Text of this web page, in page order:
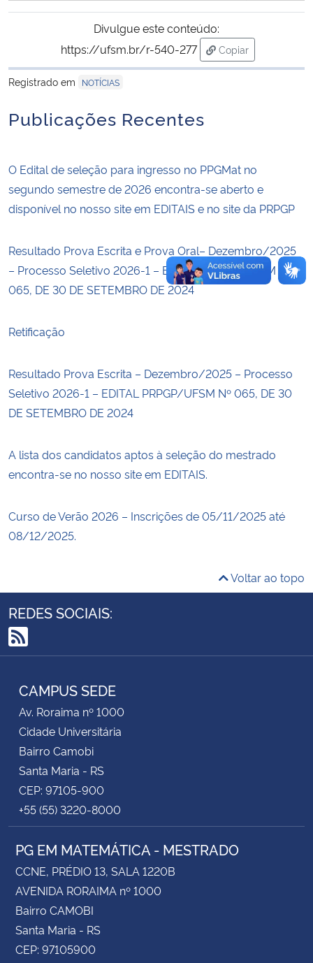
Secretaria-Geral
Gabinete de Segurança Institucional
Advocacia-Geral da União
Banco Central do Brasil
Divulgue este conteúdo:
https://ufsm.br/r-540-277
Copiar
para área de
Registrado em
NOTÍCIAS
Publicações Recentes
O Edital de seleção para ingresso no PPGMat no
segundo semestre de 2026 encontra-se aberto e
disponível no nosso site em EDITAIS e no site da PRPGP
Resultado Prova Escrita e Prova Oral– Dezembro/2025
– Processo Seletivo 2026-1 – EDITAL PRPGP/UFSM Nº
065, DE 30 DE SETEMBRO DE 2024
Retificação
Resultado Prova Escrita – Dezembro/2025 – Processo
Seletivo 2026-1 – EDITAL PRPGP/UFSM Nº 065, DE 30
DE SETEMBRO DE 2024
A lista dos candidatos aptos à seleção do mestrado
encontra-se no nosso site em EDITAIS.
Curso de Verão 2026 – Inscrições de 05/11/2025 até
08/12/2025.
Voltar ao topo
REDES SOCIAIS:
RSS
CAMPUS SEDE
Av. Roraima nº 1000
Cidade Universitária
Bairro Camobi
Santa Maria - RS
CEP: 97105-900
+55 (55) 3220-8000
PG EM MATEMÁTICA - MESTRADO
CCNE, PRÉDIO 13, SALA 1220B
AVENIDA RORAIMA nº 1000
Bairro CAMOBI
Santa Maria - RS
CEP: 97105900